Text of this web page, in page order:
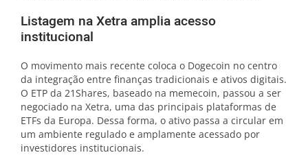
Listagem na Xetra amplia acesso
institucional
O movimento mais recente coloca o Dogecoin no centro
da integração entre finanças tradicionais e ativos digitais.
O ETP da 21Shares, baseado na memecoin, passou a ser
negociado na Xetra, uma das principais plataformas de
ETFs da Europa. Dessa forma, o ativo passa a circular em
um ambiente regulado e amplamente acessado por
investidores institucionais.